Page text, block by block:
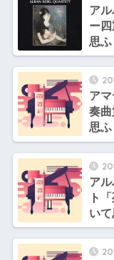
ア
ー
思ふ
ア
奏
思ふ
ア
ト
い